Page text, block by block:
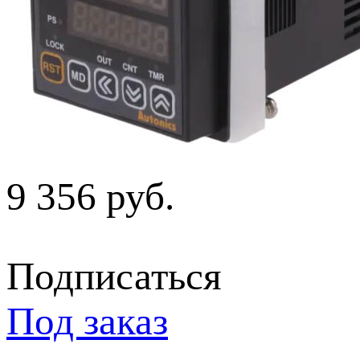
9 356 руб.
Подписаться
Под заказ